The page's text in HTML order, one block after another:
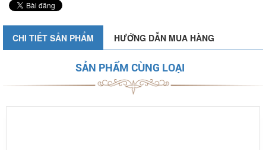
CHI TIẾT SẢN PHẨM HƯỚNG DẪN MUA HÀNG
SẢN PHẨM CÙNG LOẠI